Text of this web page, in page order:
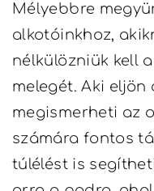
Mélyebbre
alkotóinkhoz,
nélkülözniük kell
melegét. Aki
megismerheti az
számára fontos
túlélést is